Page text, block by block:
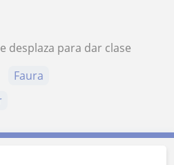
desplaza para dar clase
Faura